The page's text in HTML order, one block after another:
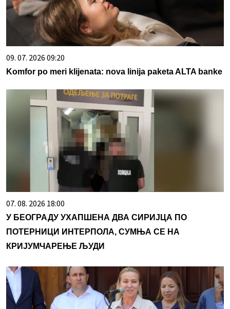
09. 07. 2026 09:20
Komfor po meri klijenata: nova linija paketa ALTA banke
07. 08. 2026 18:00
У БЕОГРАДУ УХАПШЕНА ДВА СИРИЈЦА ПО
ПОТЕРНИЦИ ИНТЕРПОЛА, СУМЊА СЕ НА
КРИЈУМЧАРЕЊЕ ЉУДИ